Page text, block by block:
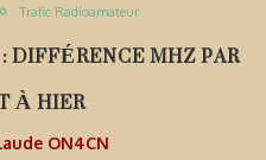
Trafic Radioamateur
MHZ PAR
À HIER
ON4CN